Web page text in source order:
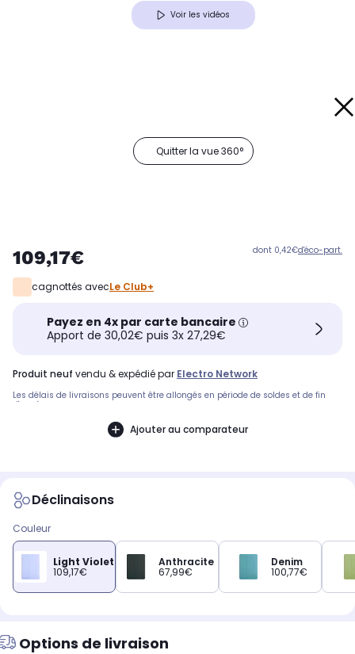
Voir les vidéos
Quitter la vue 360°
109,17€ dont 0,42€d'éco-part.
cagnottés avecLe Club+
Payez en 4x par carte bancaire
Apport de 30,02€ puis 3x 27,29€
produit neuf vendu & expédié par Electro Network
Les délais de livraisons peuvent être allongés en période de soldes et de fin
d'année.
Ajouter au comparateur
Déclinaisons
Couleur
Light Violet
109,17€
Anthracite
67,99€
Denim
100,77€
Options de livraison